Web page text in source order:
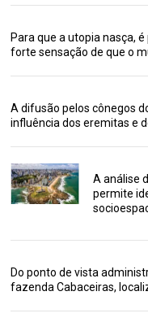
Para que a utopia nasça,
forte sensação de que o
A difusão pelos cônegos
influência dos eremitas e
A análise
permite
Do ponto de vista
fazenda Cabaceiras,